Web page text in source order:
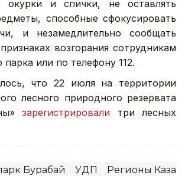
окурки и спички, не оставлять
способные сфокусировать
и незамедлительно сообщать
возгорания сотрудникам
парка или по телефону 112.
что 22 июля на территории
лесного природного резервата
зарегистрировали три лесных
Бурабай УДП Регионы